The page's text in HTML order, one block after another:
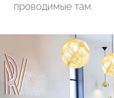
проводимые там.